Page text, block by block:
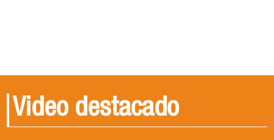
Video destacado